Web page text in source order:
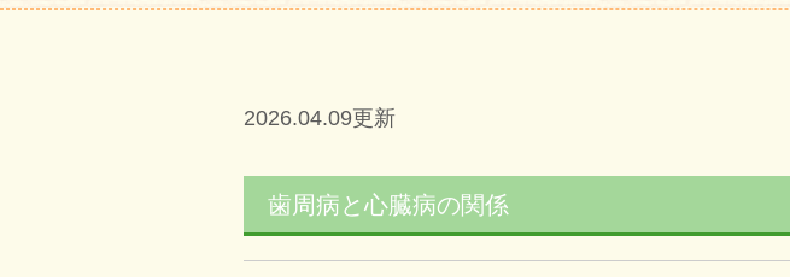
2026.04.09更新
歯周病と心臓病の関係